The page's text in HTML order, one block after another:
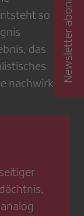
so ein
das
nachwirkt.
Newsletter abonnieren